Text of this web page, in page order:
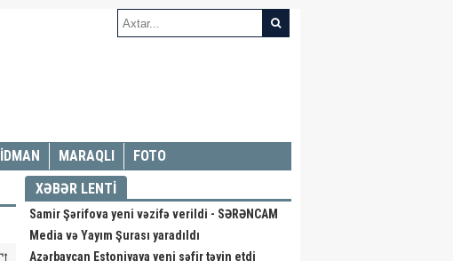
İDMAN MARAQLI FOTO
XƏBƏR LENTİ
Samir Şərifova yeni vəzifə verildi - SƏRƏNCAM
Media və Yayım Şurası yaradıldı
Azərbaycan Estoniyaya yeni səfir təyin etdi